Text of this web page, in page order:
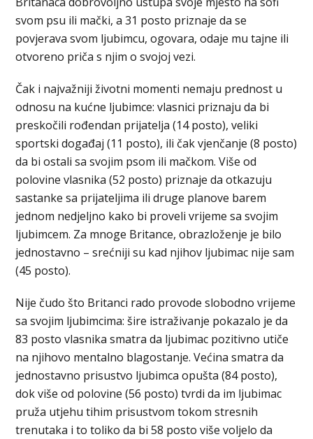
svom psu ili mački, a 31 posto priznaje da se
povjerava svom ljubimcu, ogovara, odaje mu tajne ili
otvoreno priča s njim o svojoj vezi.
Čak i najvažniji životni momenti nemaju prednost u
odnosu na kućne ljubimce: vlasnici priznaju da bi
preskočili rođendan prijatelja (14 posto), veliki
sportski događaj (11 posto), ili čak vjenčanje (8 posto)
da bi ostali sa svojim psom ili mačkom. Više od
polovine vlasnika (52 posto) priznaje da otkazuju
sastanke sa prijateljima ili druge planove barem
jednom nedjeljno kako bi proveli vrijeme sa svojim
ljubimcem. Za mnoge Britance, obrazloženje je bilo
jednostavno – srećniji su kad njihov ljubimac nije sam
(45 posto).
Nije čudo što Britanci rado provode slobodno vrijeme
sa svojim ljubimcima: šire istraživanje pokazalo je da
83 posto vlasnika smatra da ljubimac pozitivno utiče
na njihovo mentalno blagostanje. Većina smatra da
jednostavno prisustvo ljubimca opušta (84 posto),
dok više od polovine (56 posto) tvrdi da im ljubimac
pruža utjehu tihim prisustvom tokom stresnih
trenutaka i to toliko da bi 58 posto više voljelo da